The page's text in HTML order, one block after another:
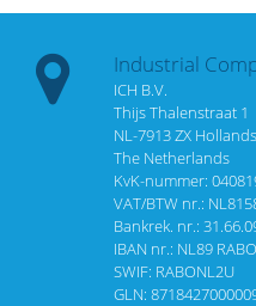
Industrial
ICH B.V.
Thijs Thalenstraat 1
NL-7913 ZX
The Netherlands
KvK-nummer:
VAT/BTW nr.:
Bankrek. nr.:
IBAN nr.: NL89
SWIF: RABONL2U
GLN: